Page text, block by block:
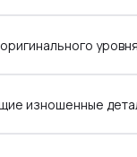
изношенные